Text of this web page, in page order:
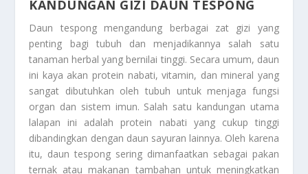
KANDUNGAN GIZI DAUN TESPONG
Daun tespong mengandung berbagai zat gizi yang
penting bagi tubuh dan menjadikannya salah satu
tanaman herbal yang bernilai tinggi. Secara umum, daun
ini kaya akan protein nabati, vitamin, dan mineral yang
sangat dibutuhkan oleh tubuh untuk menjaga fungsi
organ dan sistem imun. Salah satu kandungan utama
lalapan ini adalah protein nabati yang cukup tinggi
dibandingkan dengan daun sayuran lainnya. Oleh karena
itu, daun tespong sering dimanfaatkan sebagai pakan
ternak atau makanan tambahan untuk meningkatkan